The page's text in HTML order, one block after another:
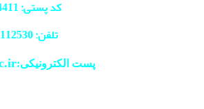
کد پستی: 1417614411
تلفن: 61112530-
پست الکترونیکی:lawmag